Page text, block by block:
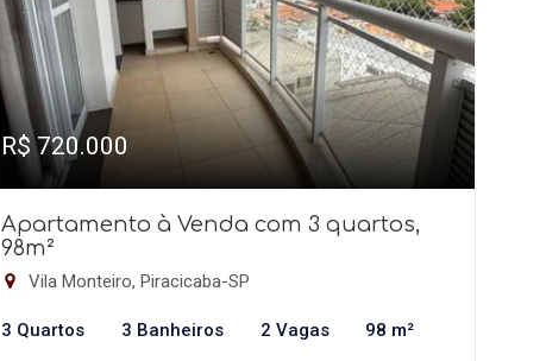
R$ 720.000
Apartamento à Venda com 3 quartos,
98m²
Vila Monteiro, Piracicaba-SP
3 Quartos 3 Banheiros 2 Vagas 98 m²